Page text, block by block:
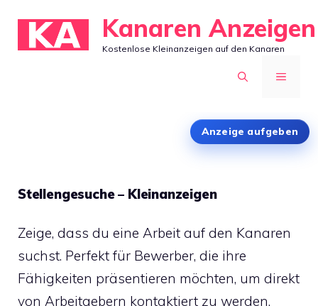
Inhalt
springen
Kanaren Anzeigen
Kostenlose Kleinanzeigen auf den Kanaren
MENÜ
Anzeige aufgeben
Stellengesuche – Kleinanzeigen
Zeige, dass du eine Arbeit auf den Kanaren
suchst. Perfekt für Bewerber, die ihre
Fähigkeiten präsentieren möchten, um direkt
von Arbeitgebern kontaktiert zu werden.